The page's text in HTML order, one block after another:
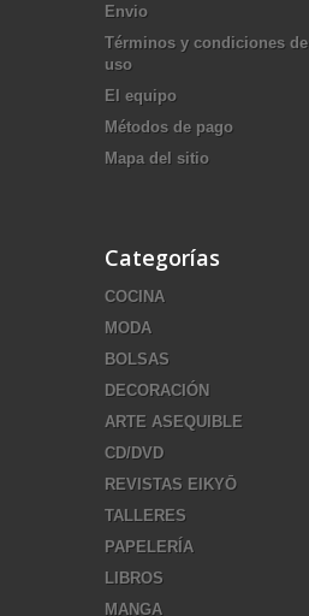
Envio
Términos y condiciones de
uso
El equipo
Métodos de pago
Mapa del sitio
Categorías
COCINA
MODA
BOLSAS
DECORACIÓN
ARTE ASEQUIBLE
CD/DVD
REVISTAS EIKYŌ
TALLERES
PAPELERÍA
LIBROS
MANGA